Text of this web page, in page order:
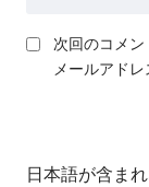
次回のコメン
メールアドレ
日本語が含ま